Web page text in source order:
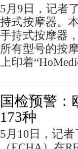
5月9日，记者
持式按摩器。
手持式按摩器
所有型号的按
上印着
国检预警：
173种
5月10日，记